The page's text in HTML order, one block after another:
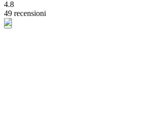
4.8
49 recensioni